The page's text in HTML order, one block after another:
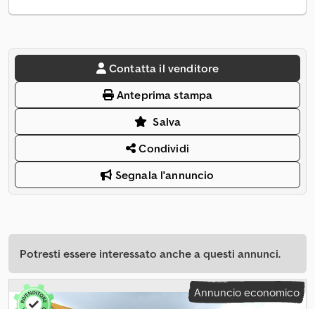
Contatta il venditore
Anteprima stampa
Salva
Condividi
Segnala l'annuncio
Potresti essere interessato anche a questi annunci.
Annuncio economico